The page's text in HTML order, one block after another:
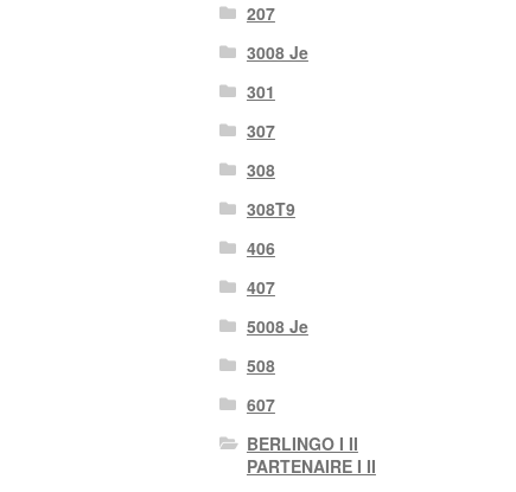
207
3008 Je
301
307
308
308T9
406
407
5008 Je
508
607
BERLINGO I II
PARTENAIRE I II